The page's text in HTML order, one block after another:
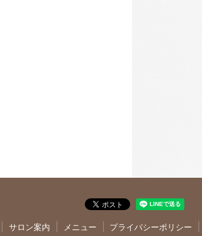
サロン案内 メニュー プライバシーポリシー